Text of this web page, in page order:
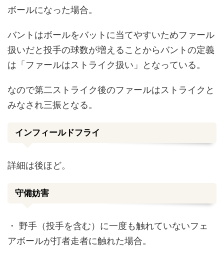
ボールになった場合。
バントはボールをバットに当てやすいためファール
扱いだと投手の球数が増えることからバントの定義
は「ファールはストライク扱い」となっている。
なので第二ストライク後のファールはストライクと
みなされ三振となる。
インフィールドフライ
詳細は後ほど。
守備妨害
・
野手（投手を含む）に一度も触れていないフェ
アボールが打者走者に触れた場合。